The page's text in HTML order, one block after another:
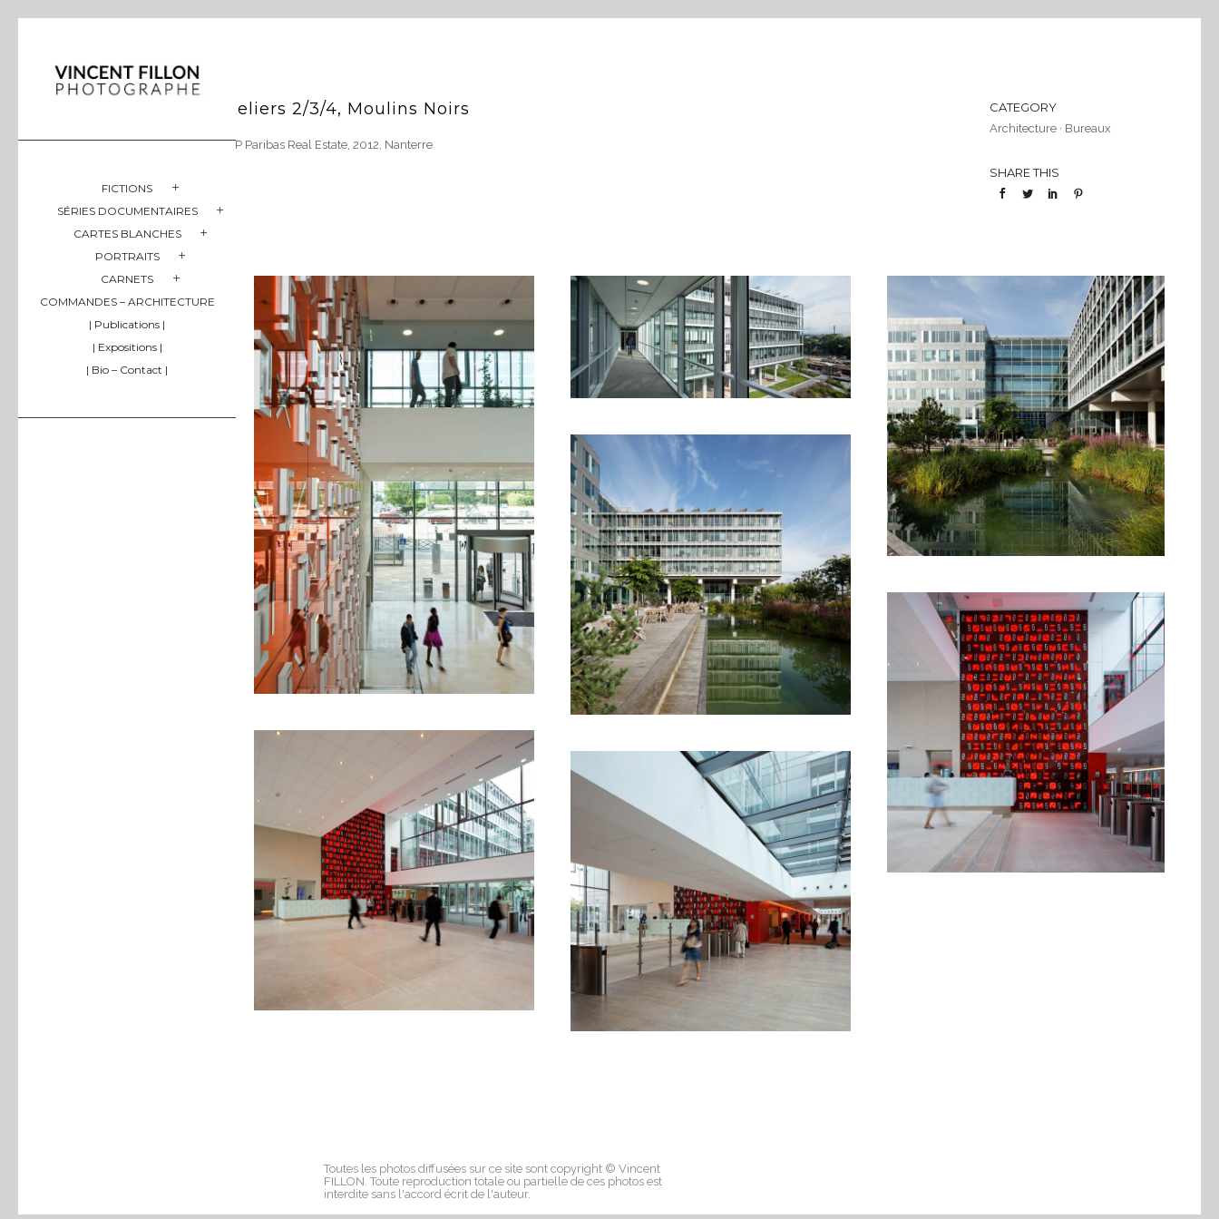
FICTIONS
SÉRIES DOCUMENTAIRES
CARTES BLANCHES
PORTRAITS
CARNETS
COMMANDES – ARCHITECTURE
| Publications |
| Expositions |
| Bio – Contact |
Ateliers 2/3/4, Moulins Noirs
BNP Paribas Real Estate, 2012, Nanterre
CATEGORY
Architecture· Bureaux
SHARE THIS
Toutes les photos diffusées sur ce site sont copyright © Vincent
FILLON. Toute reproduction totale ou partielle de ces photos est
interdite sans l'accord écrit de l'auteur.